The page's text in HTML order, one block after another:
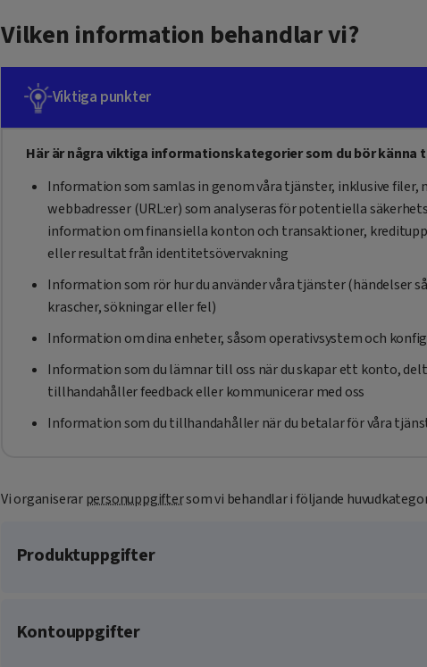
Vilken information behandlar vi?
Viktiga punkter
Här är några viktiga informationskategorier som du bör känna
Information som samlas in genom våra tjänster, inklusive filer,
webbadresser (URL:er) som analyseras för potentiella
information om finansiella konton och transaktioner,
eller resultat från identitetsövervakning
Information som rör hur du använder våra tjänster (händelser
krascher, sökningar eller fel)
Information om dina enheter, såsom operativsystem och
Information som du lämnar till oss när du skapar ett konto,
tillhandahåller feedback eller kommunicerar med oss
Information som du tillhandahåller när du betalar för våra
Vi organiserarpersonuppgiftersom vi behandlar i följande
Produktuppgifter
Kontouppgifter